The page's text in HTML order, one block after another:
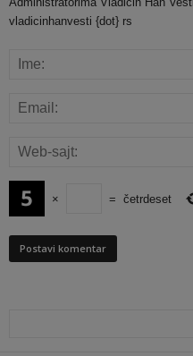
vladicinhanvesti {dot} rs
× = četrdeset